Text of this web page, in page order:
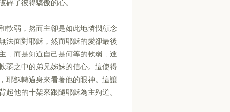
了彼得驕傲的心。
軟弱，然而主卻是如此地憐憫顧念
法面對耶穌，然而耶穌的愛卻最後
，而是知道自己是何等的軟弱，進
弱之中的弟兄姊妹的信心。這使得
耶穌轉過身來看著他的眼神。這讓
他的十架來跟隨耶穌為主殉道。